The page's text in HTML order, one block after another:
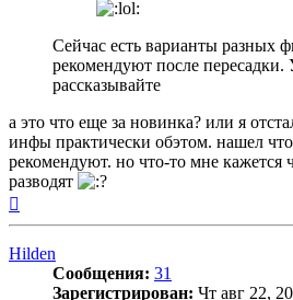
Сейчас есть варианты разных
рекомендуют после пересадки.
рассказывайте
а это что еще за новинка? или я
инфы практически обэтом. нашел
рекомендуют. но что-то мне кажется
разводят
Hilden
Сообщения: 31
Зарегистрирован: Чт авг 22,